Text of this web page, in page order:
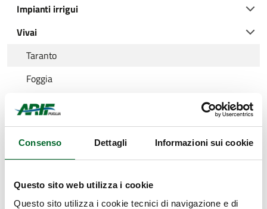
Consenso Dettagli Informazioni sui cookie
Questo sito web utilizza i cookie
Questo sito utilizza i cookie tecnici di navigazione e di
Impianti irrigui
Vivai
Taranto
Foggia
Brindisi
Lecce
Bari